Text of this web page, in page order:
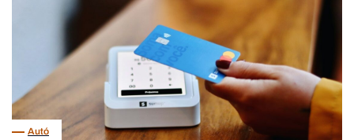
Autó